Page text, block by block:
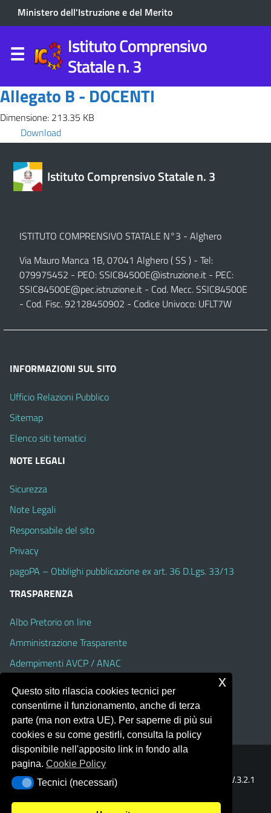
Ministero dell'Istruzione e del Merito
Istituto Comprensivo
Statale n. 3
Allegato B - DOCENTI
Dimensione: 213.35 KB
Download
Istituto Comprensivo Statale n. 3
ISTITUTO COMPRENSIVO STATALE N°3 - Alghero
Via Mauro Manca 1B, 07041 Alghero ( SS ) - Tel:
079975452 - PEO:SSIC84500E@istruzione.it - PEC:
SSIC84500E@pec.istruzione.it - Cod. Mecc. SSIC84500E
- Cod. Fisc. 92128450902 - Codice Univoco: UFLT7W
INFORMAZIONI SUL SITO
Ufficio Relazioni Pubblico
Sitemap
Elenco siti tematici
NOTE LEGALI
Sicurezza
Note Legali
Responsabile del sito
Privacy
pagoPA – Obblighi pubblicazione ex art. 36 D.Lgs. 33/13
TRASPARENZA
Albo Pretorio on line
Amministrazione Trasparente
Adempimenti AVCP / ANAC
Accesso Civico
Dichiarazione di accessibilità
Portale realizzato con la piattaforma
Template Italia configurato sul tema accessibile
V.3.2.1
(Alioth)
Questo sito rilascia cookies tecnici per
consentirne il funzionamento, anche di terza
parte (ma non extra UE). Per saperne di più sui
cookies e su come gestirli, consulta la policy
disponibile nell'apposito link in fondo alla
pagina.Cookie Policy
Tecnici (necessari)
Tecnici (necessari)
x